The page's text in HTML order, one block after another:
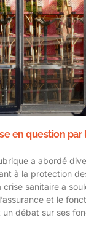
en question par
a abordé
à la protection
crise sanitaire a
et le
un débat sur ses